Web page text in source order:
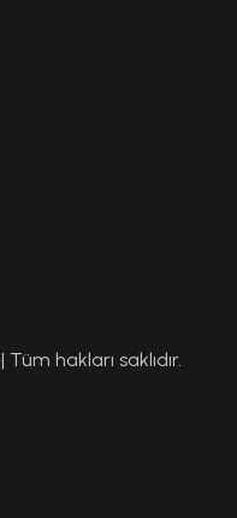
hakları saklıdır.